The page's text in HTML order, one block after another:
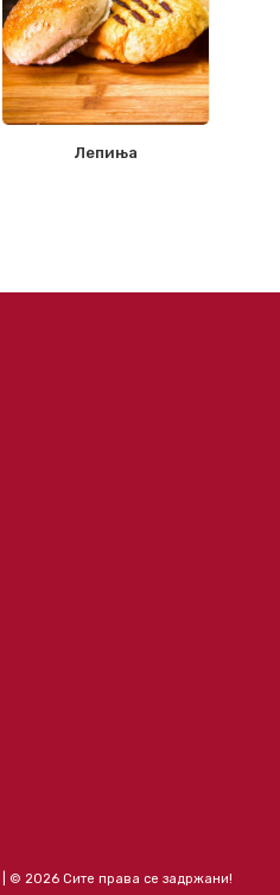
Лепиња
| © 2026 Сите права се задржани!